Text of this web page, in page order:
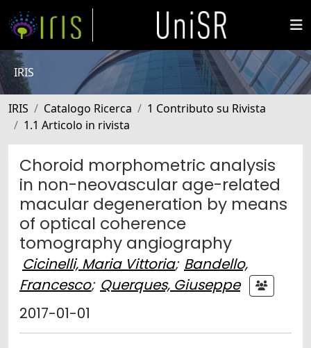
IRIS
IRIS Catalogo Ricerca
1 Contributo su Rivista
1.1 Articolo in rivista
Choroid morphometric analysis
in non-neovascular age-related
macular degeneration by means
of optical coherence
tomography angiography
Cicinelli, Maria Vittoria; Bandello,
Francesco; Querques, Giuseppe
2017-01-01